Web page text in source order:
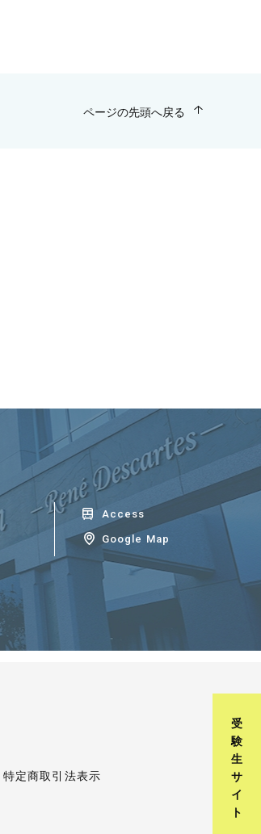
ページの先頭へ戻る
受
験
生
サ
イ
ト
Access
Google Map
特定商取引法表示